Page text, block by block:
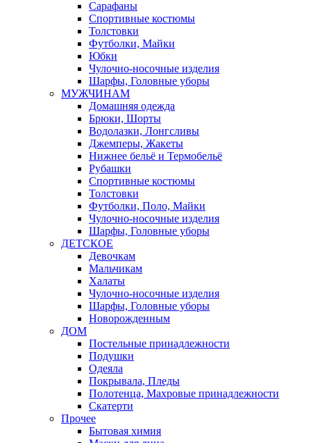
Сарафаны
Спортивные костюмы
Толстовки
Футболки, Майки
Юбки
Чулочно-носочные изделия
Шарфы, Головные уборы
МУЖЧИНАМ
Домашняя одежда
Брюки, Шорты
Водолазки, Лонгсливы
Джемперы, Жакеты
Нижнее бельё и Термобельё
Рубашки
Спортивные костюмы
Толстовки
Футболки, Поло, Майки
Чулочно-носочные изделия
Шарфы, Головные уборы
ДЕТСКОЕ
Девочкам
Мальчикам
Халаты
Чулочно-носочные изделия
Шарфы, Головные уборы
Новорожденным
ДОМ
Постельные принадлежности
Подушки
Одеяла
Покрывала, Пледы
Полотенца, Махровые принадлежности
Скатерти
Прочее
Бытовая химия